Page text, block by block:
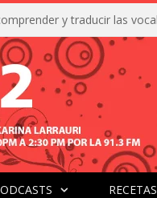
RECETAS